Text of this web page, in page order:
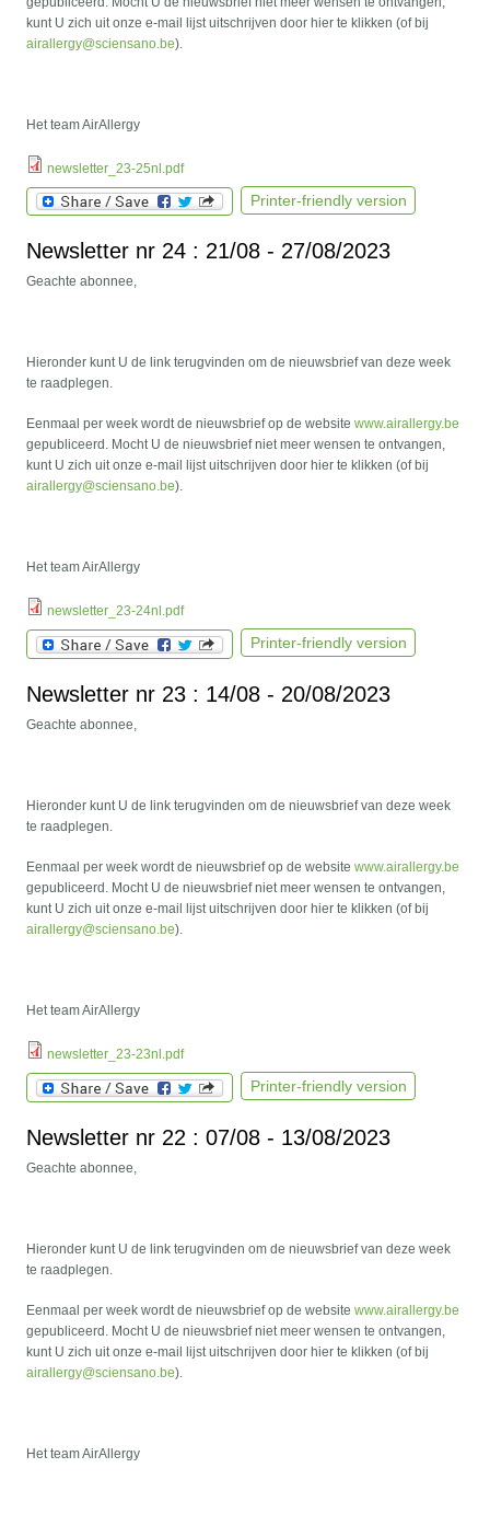
kunt U zich uit onze e-mail lijst uitschrijven door hier te klikken (of bij
airallergy@sciensano.be).
Het team AirAllergy
newsletter_23-25nl.pdf
Printer-friendly version
Newsletter nr 24 : 21/08 - 27/08/2023
Geachte abonnee,
Hieronder kunt U de link terugvinden om de nieuwsbrief van deze week
te raadplegen.
Eenmaal per week wordt de nieuwsbrief op de websitewww.airallergy.be
gepubliceerd. Mocht U de nieuwsbrief niet meer wensen te ontvangen,
kunt U zich uit onze e-mail lijst uitschrijven door hier te klikken (of bij
airallergy@sciensano.be).
Het team AirAllergy
newsletter_23-24nl.pdf
Printer-friendly version
Newsletter nr 23 : 14/08 - 20/08/2023
Geachte abonnee,
Hieronder kunt U de link terugvinden om de nieuwsbrief van deze week
te raadplegen.
Eenmaal per week wordt de nieuwsbrief op de websitewww.airallergy.be
gepubliceerd. Mocht U de nieuwsbrief niet meer wensen te ontvangen,
kunt U zich uit onze e-mail lijst uitschrijven door hier te klikken (of bij
airallergy@sciensano.be).
Het team AirAllergy
newsletter_23-23nl.pdf
Printer-friendly version
Newsletter nr 22 : 07/08 - 13/08/2023
Geachte abonnee,
Hieronder kunt U de link terugvinden om de nieuwsbrief van deze week
te raadplegen.
Eenmaal per week wordt de nieuwsbrief op de websitewww.airallergy.be
gepubliceerd. Mocht U de nieuwsbrief niet meer wensen te ontvangen,
kunt U zich uit onze e-mail lijst uitschrijven door hier te klikken (of bij
airallergy@sciensano.be).
Het team AirAllergy